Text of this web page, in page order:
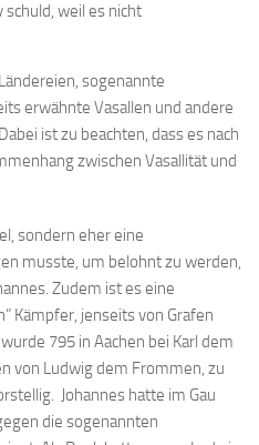
schuld, weil es nicht
sogenannte
erwähnte Vasallen und andere
ist zu beachten, dass es nach
zwischen Vasallität und
sondern eher eine
musste, um belohnt zu werden,
Zudem ist es eine
Kämpfer, jenseits von Grafen
795 in Aachen bei Karl dem
von Ludwig dem Frommen, zu
Johannes hatte im Gau
die sogenannten